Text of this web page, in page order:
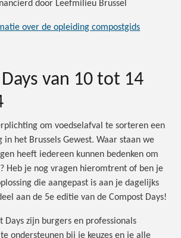
door Leefmilieu Brussel
over de opleiding compostgids
van 10 tot 14
om voedselafval te sorteren een
in het Brussels Gewest. Waar staan we
heeft iedereen kunnen bedenken om
Heb je nog vragen hieromtrent of ben je
die aangepast is aan je dagelijks
aan de 5e editie van de Compost Days!
Days zijn burgers en professionals
ondersteunen bij je keuzes en je alle